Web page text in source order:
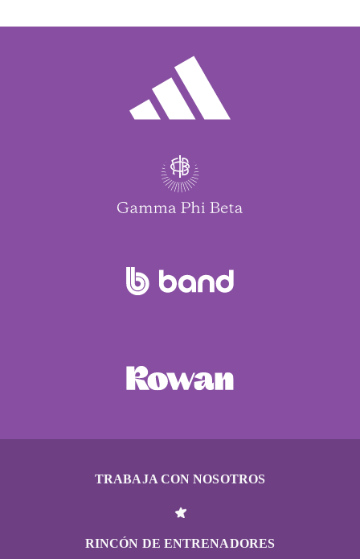
TRABAJA CON NOSOTROS
RINCÓN DE ENTRENADORES